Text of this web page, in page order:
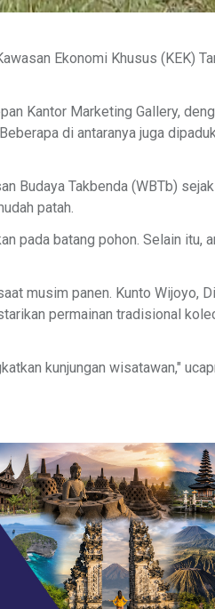
Ekonomi Khusus (KEK)
Kantor Marketing Gallery,
di antaranya juga
Budaya Takbenda (WBTb)
patah.
pada batang pohon. Selain itu,
musim panen. Kunto Wijoyo,
permainan tradisional
kunjungan wisatawan,"